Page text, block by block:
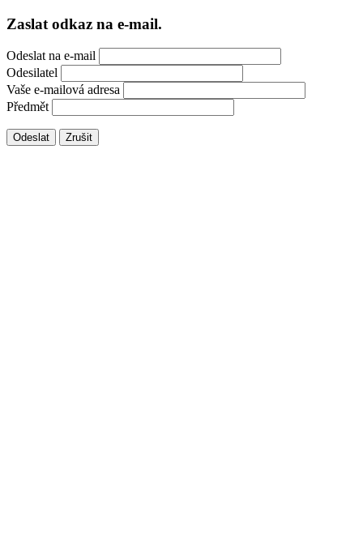
Zaslat odkaz na e-mail.
Odeslat na e-mail
Odesilatel
Vaše e-mailová adresa
Předmět